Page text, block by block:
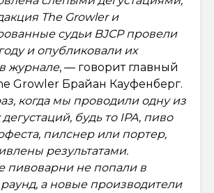
The Growler и
судьи BJCP провели
и опубликовали их
журнале, — говорит главный
Growler Брайан Кауфенберг.
когда мы проводили одну из
будь то IPA, пиво
пилснер или портер,
результатами.
пивоварни не попали в
а новые производители